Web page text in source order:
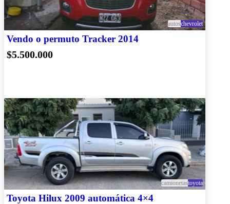
autoschevrolet
Vendo o permuto Tracker 2014
$5.500.000
camionetastoyota
Toyota Hilux 2009 automática 4×4